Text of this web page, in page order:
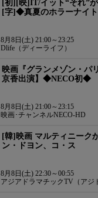
[初][映]IT/イット“それ”
[字]◆真夏のホラーナイト
8月8日(土) 21:00～23:25
Dlife（ディーライフ）
映画『グランメゾン・
京香出演】◆NECO初◆
8月8日(土) 21:00～23:15
映画･チャンネルNECO-HD
[韓]映画 マルティニーク
ン・ドヨン、コ・ス
8月8日(土) 22:30～00:55
アジアドラマチックTV（アジ